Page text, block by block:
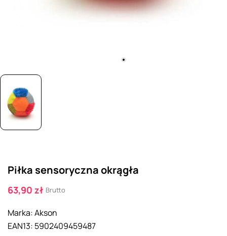
Piłka sensoryczna okrągła
63,90 zł Brutto
Marka:Akson
EAN13: 5902409459487